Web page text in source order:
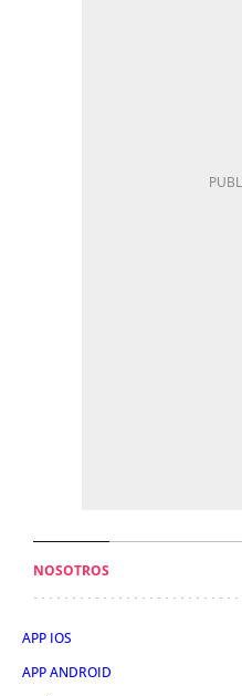
NOSOTROS
APP IOS
APP ANDROID